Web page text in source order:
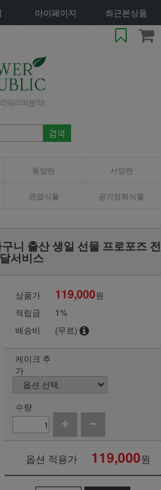
마이페이지 최근본상품
동양란 서양란
관엽식물 공기정화식물
니 출산 생일 선물 프로포즈 전
서비스
상품가 119,000원
적립금
1%
배송비
(무료)
케이크 추
가
수량
옵션 적용가 119,000원